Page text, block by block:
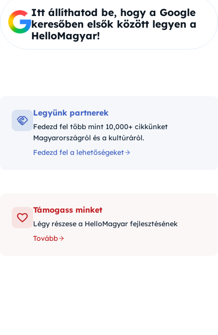
Itt állíthatod be, hogy a Google
keresőben elsők között legyen a
HelloMagyar!
Legyünk partnerek
Fedezd fel több mint 10,000+ cikkünket
Magyarországról és a kultúráról.
Fedezd fel a lehetőségeket
Támogass minket
Légy részese a HelloMagyar fejlesztésének
Tovább